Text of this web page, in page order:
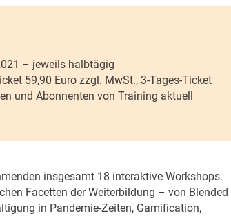
– jeweils halbtägig
59,90 Euro zzgl. MwSt., 3-Tages-Ticket
und Abonnenten von Training aktuell
insgesamt 18 interaktive Workshops.
Facetten der Weiterbildung – von Blended
in Pandemie-Zeiten, Gamification,